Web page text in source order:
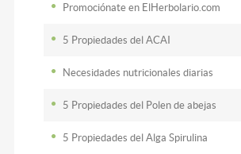
Promociónate en ElHerbolario.com
5 Propiedades del ACAI
Necesidades nutricionales diarias
5 Propiedades del Polen de abejas
5 Propiedades del Alga Spirulina